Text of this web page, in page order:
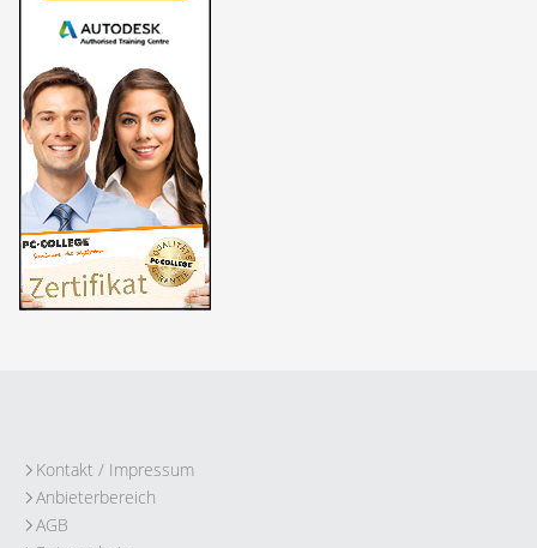
Kontakt / Impressum
Anbieterbereich
AGB